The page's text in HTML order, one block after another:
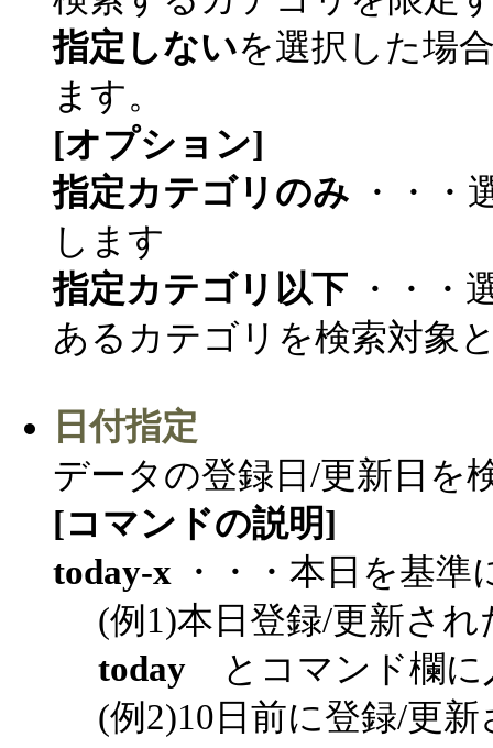
指定しないを選択した場
ます。
[オプション]
指定カテゴリのみ ・・・
します
指定カテゴリ以下 ・・・
あるカテゴリを検索対象
日付指定
データの登録日/更新日を
[コマンドの説明]
today-x ・・・本日を基
(例1)本日登録/更新され
today とコマンド欄に
(例2)10日前に登録/更新